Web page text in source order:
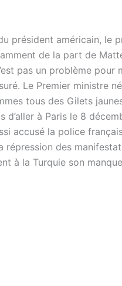
président américain, le
de la part de
pas un problème pour
Le Premier ministre
tous des Gilets
d’aller à Paris le 8
accusé la police
des
à la Turquie son